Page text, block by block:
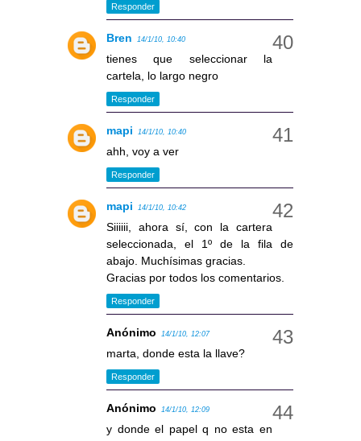
Responder
Bren 14/1/10, 10:40
tienes que seleccionar la
cartela, lo largo negro
Responder
mapi 14/1/10, 10:40
ahh, voy a ver
Responder
mapi 14/1/10, 10:42
Siiiiii, ahora sí, con la cartera
seleccionada, el 1º de la fila de
abajo. Muchísimas gracias.
Gracias por todos los comentarios.
Responder
Anónimo 14/1/10, 12:07
marta, donde esta la llave?
Responder
Anónimo 14/1/10, 12:09
y donde el papel q no esta en